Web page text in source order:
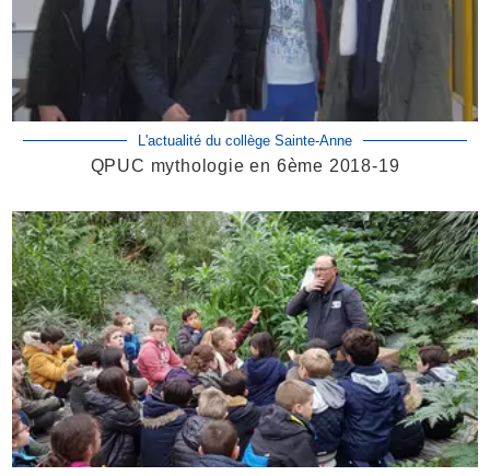
L'actualité du collège Sainte-Anne
QPUC mythologie en 6ème 2018-19